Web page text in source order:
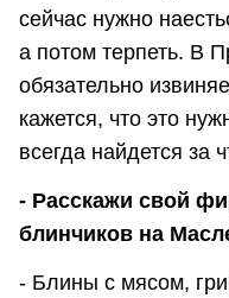
сейчас нужно
а потом терпеть. В
обязательно
кажется, что это
всегда найдется за
- Расскажи свой
блинчиков на
- Блины с мясом,